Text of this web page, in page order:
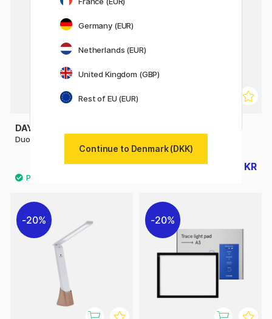
DAYLIGHT
DuoLamp with Clamp
485 KR 703 KR
879 KR
20% 20%
Germany (EUR)
Netherlands (EUR)
United Kingdom (GBP)
Rest of EU (EUR)
Continue to Denmark (DKK)